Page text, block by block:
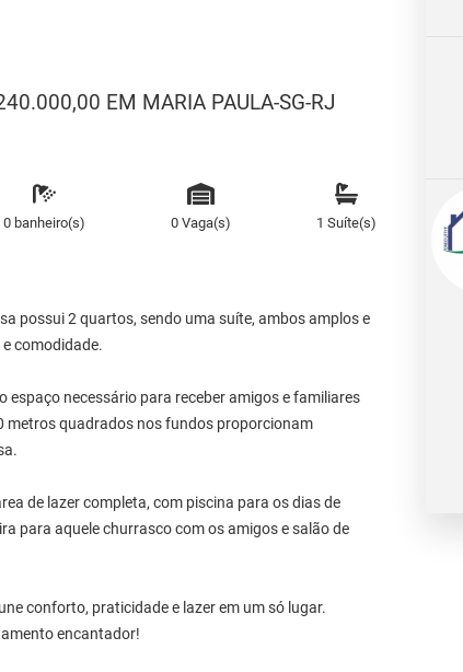
EM MARIA PAULA-SG-RJ
0 banheiro(s) 0 Vaga(s) 1 Suíte(s)
possui 2 quartos, sendo uma suíte, ambos amplos e
comodidade.
necessário para receber amigos e familiares
metros quadrados nos fundos proporcionam
de lazer completa, com piscina para os dias de
para aquele churrasco com os amigos e salão de
conforto, praticidade e lazer em um só lugar.
encantador!